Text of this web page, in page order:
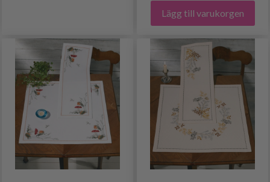
Lägg till varukorgen